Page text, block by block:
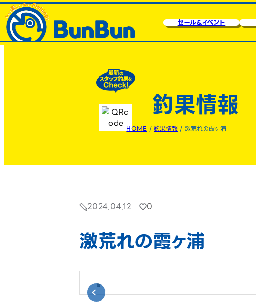
セール&イベント
釣果情報
HOME / 釣果情報 / 激荒れの霞ヶ浦
2024.04.12 0
激荒れの霞ヶ浦